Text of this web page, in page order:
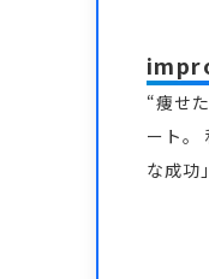
“痩せ
ート。
な成功